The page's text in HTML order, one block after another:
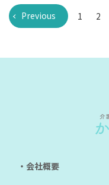
Previous 1 2
・会社概要